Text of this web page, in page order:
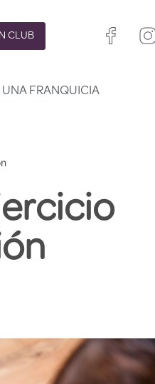
CLUB
UNA FRANQUICIA